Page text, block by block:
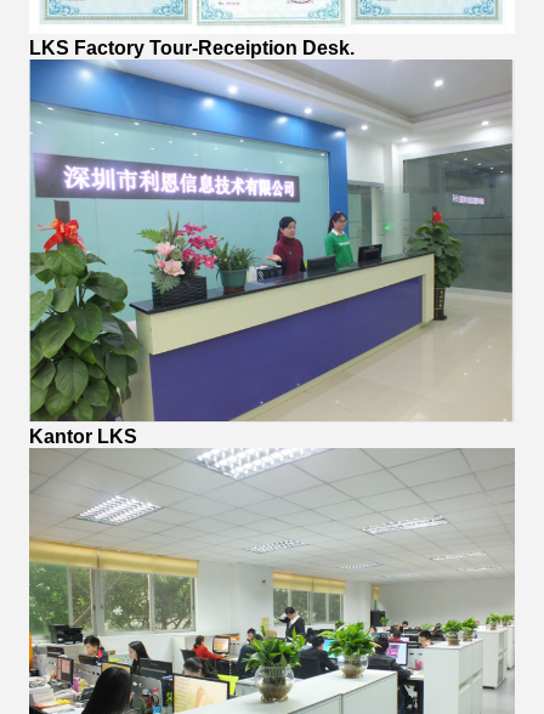
LKS Factory Tour-Receiption Desk.
Kantor LKS